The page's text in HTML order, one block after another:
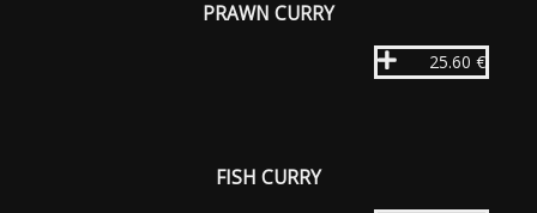
PRAWN CURRY
25.60 €
FISH CURRY